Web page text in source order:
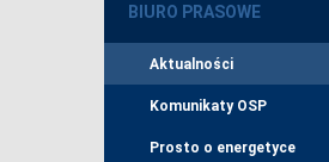
BIURO PRASOWE
Aktualności
Komunikaty OSP
Prosto o energetyce